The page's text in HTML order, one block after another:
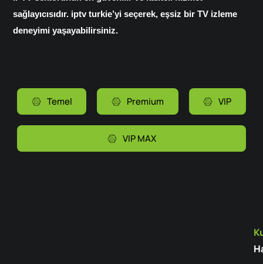
sağlayıcısıdır. iptv turkie’yi seçerek, eşsiz bir TV izleme
deneyimi yaşayabilirsiniz.
Temel Premium VIP
VIP MAX